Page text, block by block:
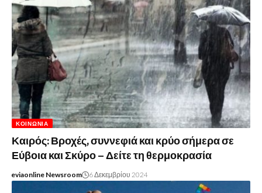
ΚΟΙΝΩΝΊΑ
Καιρός: Βροχές, συννεφιά και κρύο σήμερα σε
Εύβοια και Σκύρο – Δείτε τη θερμοκρασία
eviaonline Newsroom 6 Δεκεμβρίου 2024